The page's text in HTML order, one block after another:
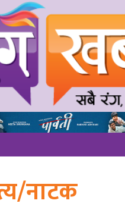
नाटक